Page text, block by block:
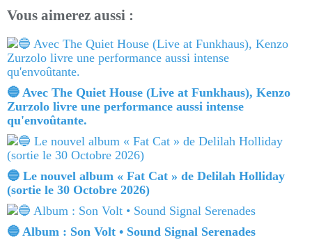
Vous aimerez aussi :
🔵 Avec The Quiet House (Live at Funkhaus), Kenzo
Zurzolo livre une performance aussi intense
qu'envoûtante.
🔵 Le nouvel album « Fat Cat » de Delilah Holliday
(sortie le 30 Octobre 2026)
🔵 Album : Son Volt • Sound Signal Serenades